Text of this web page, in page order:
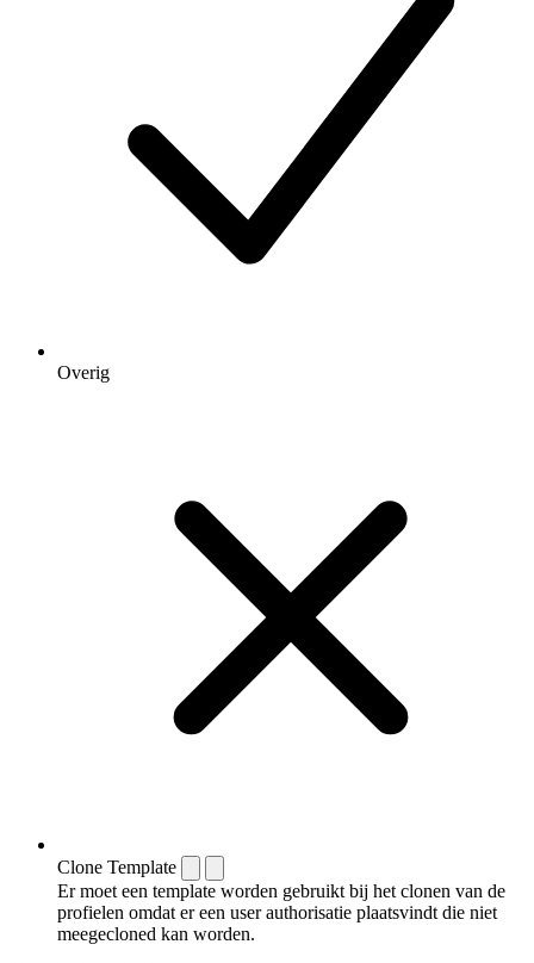
Overig
Clone Template
Er moet een template worden gebruikt bij het clonen van de
profielen omdat er een user authorisatie plaatsvindt die niet
meegecloned kan worden.